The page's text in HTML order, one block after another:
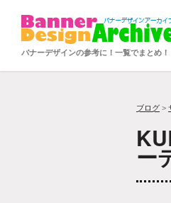
バナーデザインの参考に！一覧でまとめ！
ブログ >
ー